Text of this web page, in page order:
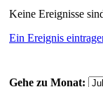
Keine Ereignisse
Ein Ereignis
Gehe zu Monat: